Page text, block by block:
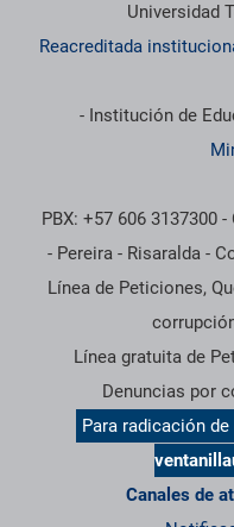
Universidad
Reacreditada
- Institución de
PBX: +57 606 3137300
- Pereira - Risaralda -
Línea de Peticiones,
Línea gratuita de
Denuncias por
Para radicación
Canales de